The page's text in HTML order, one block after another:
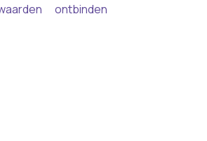
ontbinden